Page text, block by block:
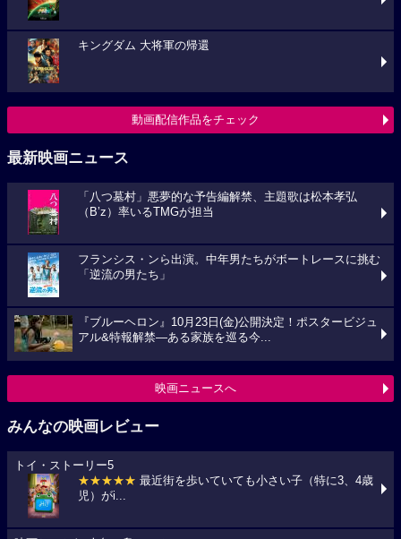
キングダム 大将軍の帰還
動画配信作品をチェック
最新映画ニュース
「八つ墓村」悪夢的な予告編解禁、主題歌は松本孝弘
（B’z）率いるTMGが担当
フランシス・ンら出演。中年男たちがボートレースに挑む
「逆流の男たち」
『ブルーヘロン』10月23日(金)公開決定！ポスタービジュ
アル&特報解禁―ある家族を巡る今...
映画ニュースへ
みんなの映画レビュー
トイ・ストーリー5
★★★★★ 最近街を歩いていても小さい子（特に3、4歳
児）がi...